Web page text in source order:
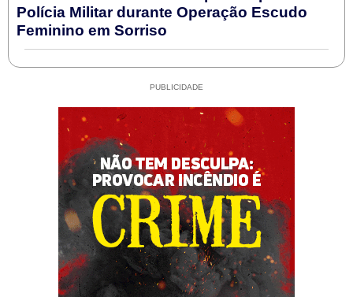
Polícia Militar durante Operação Escudo
Feminino em Sorriso
PUBLICIDADE